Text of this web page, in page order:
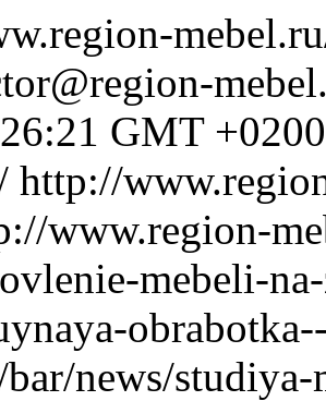
GMT +0200
http://
www.region-
mebeli-
news/